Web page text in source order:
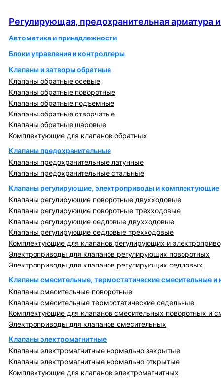
Регулирующая, предохранительная арматура
Автоматика и принадлежности
Блоки управления и контроллеры
Клапаны и затворы обратные
Клапаны обратные осевые
Клапаны обратные поворотные
Клапаны обратные подъемные
Клапаны обратные створчатые
Клапаны обратные шаровые
Комплектующие для клапанов обратных
Клапаны предохранительные
Клапаны предохранительные латунные
Клапаны предохранительные стальные
Клапаны регулирующие, электроприводы и комплектующие
Клапаны регулирующие поворотные двухходовые
Клапаны регулирующие поворотные трехходовые
Клапаны регулирующие седловые двухходовые
Клапаны регулирующие седловые трехходовые
Комплектующие для клапанов регулирующих и
Электроприводы для клапанов регулирующих поворотных
Электроприводы для клапанов регулирующих седловых
Клапаны смесительные, термостатические смесительные
Клапаны смесительные поворотные
Клапаны смесительные термостатические седельные
Комплектующие для клапанов смесительных поворотных и
Электроприводы для клапанов смесительных
Клапаны электромагнитные
Клапаны электромагнитные нормально закрытые
Клапаны электромагнитные нормально открытые
Комплектующие для клапанов электромагнитных